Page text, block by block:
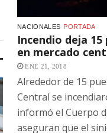
NACIONALES PORTADA
Incendio deja
en mercado
ENE 21, 2018
Alrededor de 15
Central se
informó el Cuerpo
aseguran que el